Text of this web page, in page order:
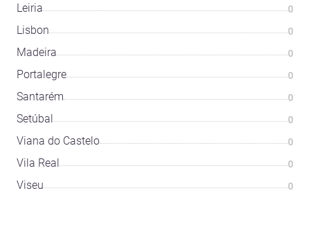
Leiria 0
Lisbon 0
Madeira 0
Portalegre 0
Santarém 0
Setúbal 0
Viana do Castelo 0
Vila Real 0
Viseu 0